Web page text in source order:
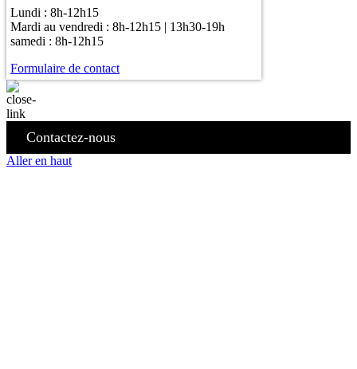
Lundi : 8h-12h15
Mardi au vendredi : 8h-12h15 | 13h30-19h
samedi : 8h-12h15
Formulaire de contact
Contactez-nous
Aller en haut